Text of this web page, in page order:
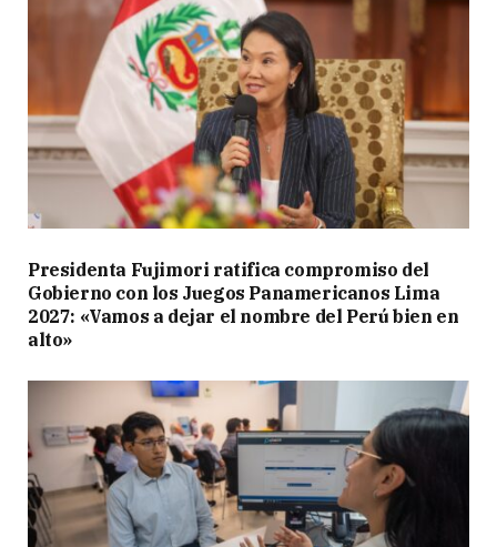
Presidenta Fujimori ratifica compromiso del
Gobierno con los Juegos Panamericanos Lima
2027: «Vamos a dejar el nombre del Perú bien en
alto»